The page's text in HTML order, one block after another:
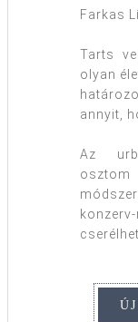
Farkas
Tarts
olyan
annyit,
Az